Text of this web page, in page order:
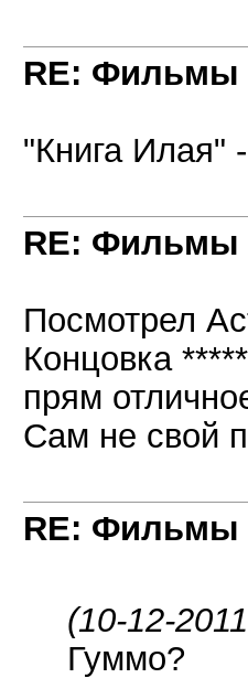
RE: Фильмы
"Книга Илая"
RE: Фильмы
Посмотрел
Концовка
прям
Сам не свой
RE: Фильмы
(10-12-
Гуммо?